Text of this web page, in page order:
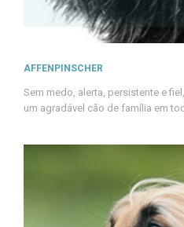
AFFENPINSCHER
Sem medo, alerta, persistente e
um agradável cão de família em